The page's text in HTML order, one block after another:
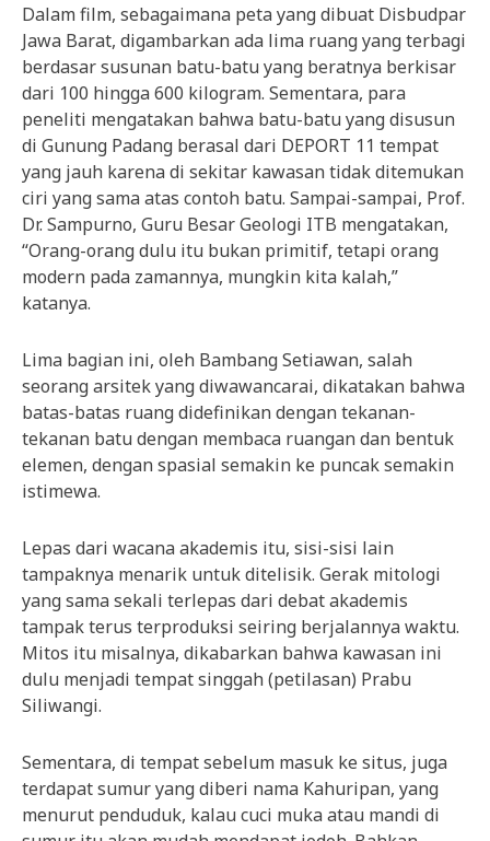
Dalam film, sebagaimana peta yang dibuat Disbudpar
Jawa Barat, digambarkan ada lima ruang yang terbagi
berdasar susunan batu-batu yang beratnya berkisar
dari 100 hingga 600 kilogram. Sementara, para
peneliti mengatakan bahwa batu-batu yang disusun
di Gunung Padang berasal dari DEPORT 11 tempat
yang jauh karena di sekitar kawasan tidak ditemukan
ciri yang sama atas contoh batu. Sampai-sampai, Prof.
Dr. Sampurno, Guru Besar Geologi ITB mengatakan,
“Orang-orang dulu itu bukan primitif, tetapi orang
modern pada zamannya, mungkin kita kalah,”
katanya.
Lima bagian ini, oleh Bambang Setiawan, salah
seorang arsitek yang diwawancarai, dikatakan bahwa
batas-batas ruang didefinikan dengan tekanan-
tekanan batu dengan membaca ruangan dan bentuk
elemen, dengan spasial semakin ke puncak semakin
istimewa.
Lepas dari wacana akademis itu, sisi-sisi lain
tampaknya menarik untuk ditelisik. Gerak mitologi
yang sama sekali terlepas dari debat akademis
tampak terus terproduksi seiring berjalannya waktu.
Mitos itu misalnya, dikabarkan bahwa kawasan ini
dulu menjadi tempat singgah (petilasan) Prabu
Siliwangi.
Sementara, di tempat sebelum masuk ke situs, juga
terdapat sumur yang diberi nama Kahuripan, yang
menurut penduduk, kalau cuci muka atau mandi di